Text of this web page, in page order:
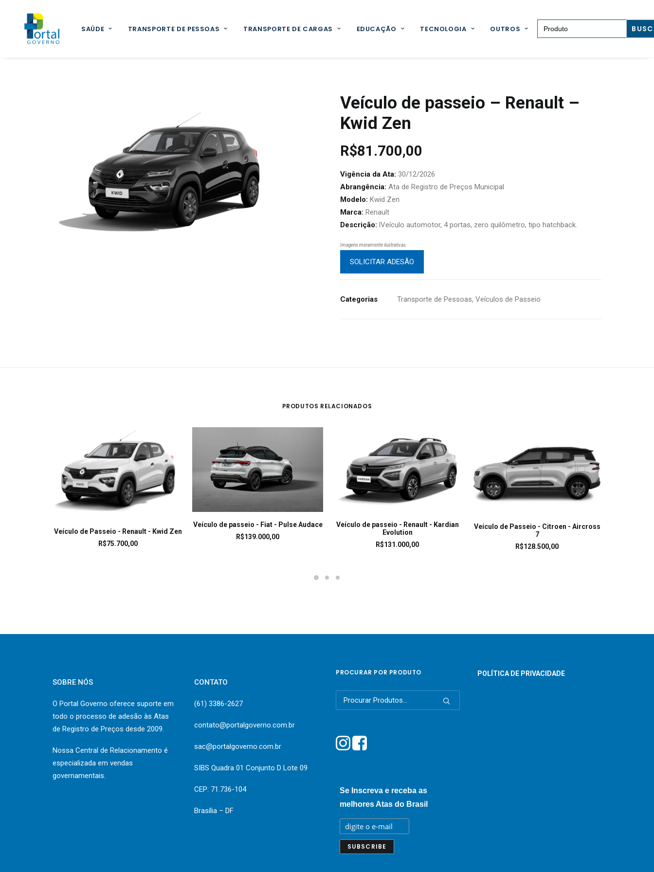
SAÚDE TRANSPORTE DE PESSOAS TRANSPORTE DE CARGAS EDUCAÇÃO TECNOLOGIA OUTROS
Search for:
Veículo de passeio – Renault –
Kwid Zen
R$81.700,00
Vigência da Ata: 30/12/2026
Abrangência: Ata de Registro de Preços Municipal
Modelo: Kwid Zen
Marca: Renault
Descrição: lVeículo automotor, 4 portas, zero quilômetro, tipo hatchback.
Imagens meramente ilustrativas
SOLICITAR ADESÃO
Categorias Transporte de Pessoas, Veículos de Passeio
PRODUTOS RELACIONADOS
LEIA MAIS
Veículo de Passeio - Renault - Kwid Zen
R$75.700,00
LEIA MAIS
Veículo de passeio - Fiat - Pulse Audace
R$139.000,00
LEIA MAIS
Veículo de passeio - Renault - Kardian
Evolution
R$131.000,00
LEIA MAIS
Veículo de Passeio - Citroen - Aircross
7
R$128.500,00
SOBRE NÓS
O Portal Governo oferece suporte em
todo o processo de adesão às Atas
de Registro de Preços desde 2009.
Nossa Central de Relacionamento é
especializada em vendas
governamentais.
CONTATO
(61) 3386-2627
contato@portalgoverno.com.br
sac@portalgoverno.com.br
SIBS Quadra 01 Conjunto D Lote 09
CEP: 71.736-104
Brasília – DF
PROCURAR POR PRODUTO
Pesquisar
por:
Se Inscreva e receba as
melhores Atas do Brasil
POLÍTICA DE PRIVACIDADE